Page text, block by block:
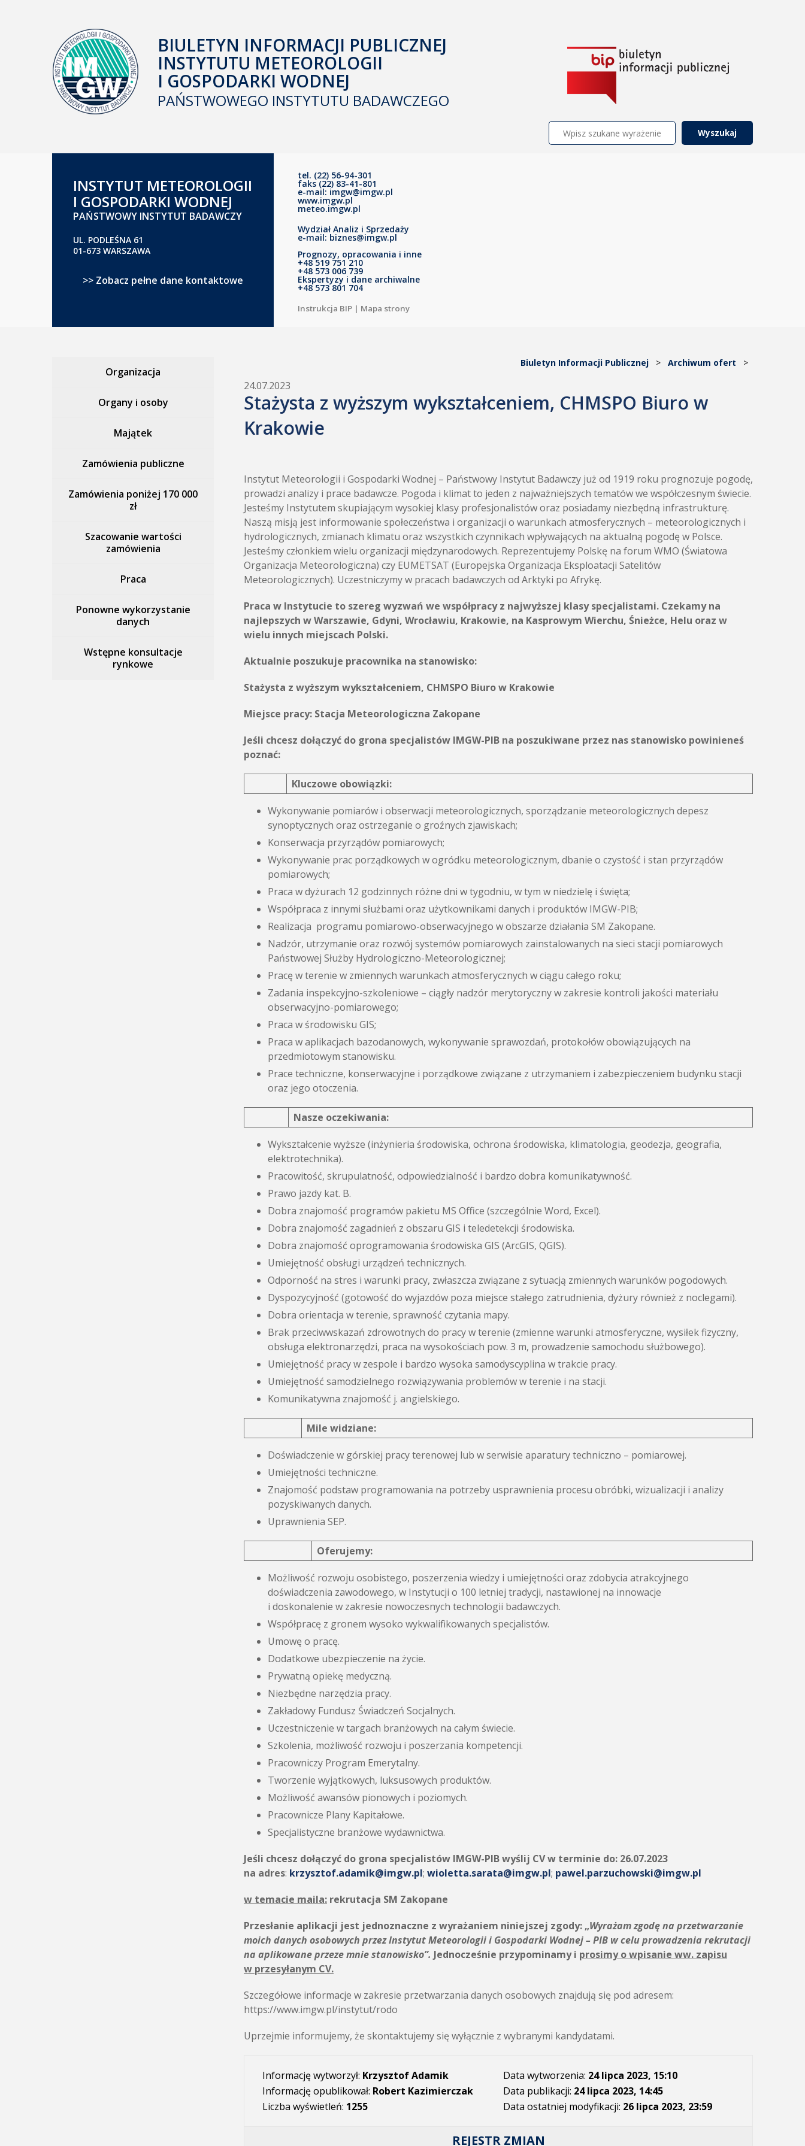
BIULETYN INFORMACJI PUBLICZNEJ
INSTYTUTU METEOROLOGII
I GOSPODARKI WODNEJ
PAŃSTWOWEGO INSTYTUTU BADAWCZEGO
Szukaj:
INSTYTUT METEOROLOGII
I GOSPODARKI WODNEJ
PAŃSTWOWY INSTYTUT BADAWCZY
UL. PODLEŚNA 61
01-673 WARSZAWA
>> Zobacz pełne dane kontaktowe
tel. (22) 56-94-301
faks (22) 83-41-801
e-mail: imgw@imgw.pl
www.imgw.pl
meteo.imgw.pl
Wydział Analiz i Sprzedaży
e-mail: biznes@imgw.pl
Prognozy, opracowania i inne
+48 519 751 210
+48 573 006 739
Ekspertyzy i dane archiwalne
+48 573 801 704
Instrukcja BIP | Mapa strony
Organizacja
Organy i osoby
Majątek
Zamówienia publiczne
Zamówienia poniżej 170 000
zł
Szacowanie wartości
zamówienia
Praca
Ponowne wykorzystanie
danych
Wstępne konsultacje
rynkowe
Biuletyn Informacji Publicznej > Archiwum ofert >
24.07.2023
Stażysta z wyższym wykształceniem, CHMSPO Biuro w
Krakowie
Instytut Meteorologii i Gospodarki Wodnej – Państwowy Instytut Badawczy już od 1919 roku prognozuje pogodę,
prowadzi analizy i prace badawcze. Pogoda i klimat to jeden z najważniejszych tematów we współczesnym świecie.
Jesteśmy Instytutem skupiającym wysokiej klasy profesjonalistów oraz posiadamy niezbędną infrastrukturę.
Naszą misją jest informowanie społeczeństwa i organizacji o warunkach atmosferycznych – meteorologicznych i
hydrologicznych, zmianach klimatu oraz wszystkich czynnikach wpływających na aktualną pogodę w Polsce.
Jesteśmy członkiem wielu organizacji międzynarodowych. Reprezentujemy Polskę na forum WMO (Światowa
Organizacja Meteorologiczna) czy EUMETSAT (Europejska Organizacja Eksploatacji Satelitów
Meteorologicznych). Uczestniczymy w pracach badawczych od Arktyki po Afrykę.
Praca w Instytucie to szereg wyzwań we współpracy z najwyższej klasy specjalistami. Czekamy na
najlepszych w Warszawie, Gdyni, Wrocławiu, Krakowie, na Kasprowym Wierchu, Śnieżce, Helu oraz w
wielu innych miejscach Polski.
Aktualnie poszukuje pracownika na stanowisko:
Stażysta z wyższym wykształceniem, CHMSPO Biuro w Krakowie
Miejsce pracy: Stacja Meteorologiczna Zakopane
Jeśli chcesz dołączyć do grona specjalistów IMGW-PIB na poszukiwane przez nas stanowisko powinieneś
poznać:
Kluczowe obowiązki:
Wykonywanie pomiarów i obserwacji meteorologicznych, sporządzanie meteorologicznych depesz
synoptycznych oraz ostrzeganie o groźnych zjawiskach;
Konserwacja przyrządów pomiarowych;
Wykonywanie prac porządkowych w ogródku meteorologicznym, dbanie o czystość i stan przyrządów
pomiarowych;
Praca w dyżurach 12 godzinnych różne dni w tygodniu, w tym w niedzielę i święta;
Współpraca z innymi służbami oraz użytkownikami danych i produktów IMGW-PIB;
Realizacja programu pomiarowo-obserwacyjnego w obszarze działania SM Zakopane.
Nadzór, utrzymanie oraz rozwój systemów pomiarowych zainstalowanych na sieci stacji pomiarowych
Państwowej Służby Hydrologiczno-Meteorologicznej;
Pracę w terenie w zmiennych warunkach atmosferycznych w ciągu całego roku;
Zadania inspekcyjno-szkoleniowe – ciągły nadzór merytoryczny w zakresie kontroli jakości materiału
obserwacyjno-pomiarowego;
Praca w środowisku GIS;
Praca w aplikacjach bazodanowych, wykonywanie sprawozdań, protokołów obowiązujących na
przedmiotowym stanowisku.
Prace techniczne, konserwacyjne i porządkowe związane z utrzymaniem i zabezpieczeniem budynku stacji
oraz jego otoczenia.
Nasze oczekiwania:
Wykształcenie wyższe (inżynieria środowiska, ochrona środowiska, klimatologia, geodezja, geografia,
elektrotechnika).
Pracowitość, skrupulatność, odpowiedzialność i bardzo dobra komunikatywność.
Prawo jazdy kat. B.
Dobra znajomość programów pakietu MS Office (szczególnie Word, Excel).
Dobra znajomość zagadnień z obszaru GIS i teledetekcji środowiska.
Dobra znajomość oprogramowania środowiska GIS (ArcGIS, QGIS).
Umiejętność obsługi urządzeń technicznych.
Odporność na stres i warunki pracy, zwłaszcza związane z sytuacją zmiennych warunków pogodowych.
Dyspozycyjność (gotowość do wyjazdów poza miejsce stałego zatrudnienia, dyżury również z noclegami).
Dobra orientacja w terenie, sprawność czytania mapy.
Brak przeciwwskazań zdrowotnych do pracy w terenie (zmienne warunki atmosferyczne, wysiłek fizyczny,
obsługa elektronarzędzi, praca na wysokościach pow. 3 m, prowadzenie samochodu służbowego).
Umiejętność pracy w zespole i bardzo wysoka samodyscyplina w trakcie pracy.
Umiejętność samodzielnego rozwiązywania problemów w terenie i na stacji.
Komunikatywna znajomość j. angielskiego.
Mile widziane:
Doświadczenie w górskiej pracy terenowej lub w serwisie aparatury techniczno – pomiarowej.
Umiejętności techniczne.
Znajomość podstaw programowania na potrzeby usprawnienia procesu obróbki, wizualizacji i analizy
pozyskiwanych danych.
Uprawnienia SEP.
Oferujemy:
Możliwość rozwoju osobistego, poszerzenia wiedzy i umiejętności oraz zdobycia atrakcyjnego
doświadczenia zawodowego, w Instytucji o 100 letniej tradycji, nastawionej na innowacje
i doskonalenie w zakresie nowoczesnych technologii badawczych.
Współpracę z gronem wysoko wykwalifikowanych specjalistów.
Umowę o pracę.
Dodatkowe ubezpieczenie na życie.
Prywatną opiekę medyczną.
Niezbędne narzędzia pracy.
Zakładowy Fundusz Świadczeń Socjalnych.
Uczestniczenie w targach branżowych na całym świecie.
Szkolenia, możliwość rozwoju i poszerzania kompetencji.
Pracowniczy Program Emerytalny.
Tworzenie wyjątkowych, luksusowych produktów.
Możliwość awansów pionowych i poziomych.
Pracownicze Plany Kapitałowe.
Specjalistyczne branżowe wydawnictwa.
Jeśli chcesz dołączyć do grona specjalistów IMGW-PIB wyślij CV w terminie do: 26.07.2023
na adres: krzysztof.adamik@imgw.pl; wioletta.sarata@imgw.pl; pawel.parzuchowski@imgw.pl
w temacie maila: rekrutacja SM Zakopane
Przesłanie aplikacji jest jednoznaczne z wyrażaniem niniejszej zgody: „Wyrażam zgodę na przetwarzanie
moich danych osobowych przezInstytut Meteorologii i Gospodarki Wodnej – PIB w celu prowadzenia rekrutacji
na aplikowane przeze mnie stanowisko”. Jednocześnie przypominamy i prosimy o wpisanie ww. zapisu
w przesyłanym CV.
Szczegółowe informacje w zakresie przetwarzania danych osobowych znajdują się pod adresem:
https://www.imgw.pl/instytut/rodo
Uprzejmie informujemy, że skontaktujemy się wyłącznie z wybranymi kandydatami.
Informację wytworzył: Krzysztof Adamik
Informację opublikował: Robert Kazimierczak
Liczba wyświetleń: 1255
Data wytworzenia: 24 lipca 2023, 15:10
Data publikacji: 24 lipca 2023, 14:45
Data ostatniej modyfikacji: 26 lipca 2023, 23:59
REJESTR ZMIAN